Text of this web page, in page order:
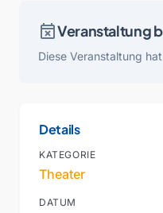
event_busyVeranstaltung
Diese Veranstaltung
Details
KATEGORIE
Theater
DATUM